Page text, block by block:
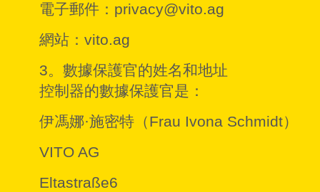
電子郵件：privacy@vito.ag
網站：vito.ag
3。數據保護官的姓名和地址
控制器的數據保護官是：
伊馮娜·施密特（Frau Ivona Schmidt）
VITO AG
Eltastraße6